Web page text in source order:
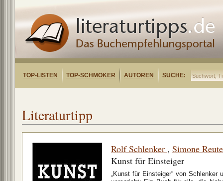
TOP-LISTEN TOP-SCHMÖKER AUTOREN SUCHE:
Literaturtipp
Rolf Schlenker , Simone
Kunst für Einsteiger
„Kunst für Einsteiger“ von